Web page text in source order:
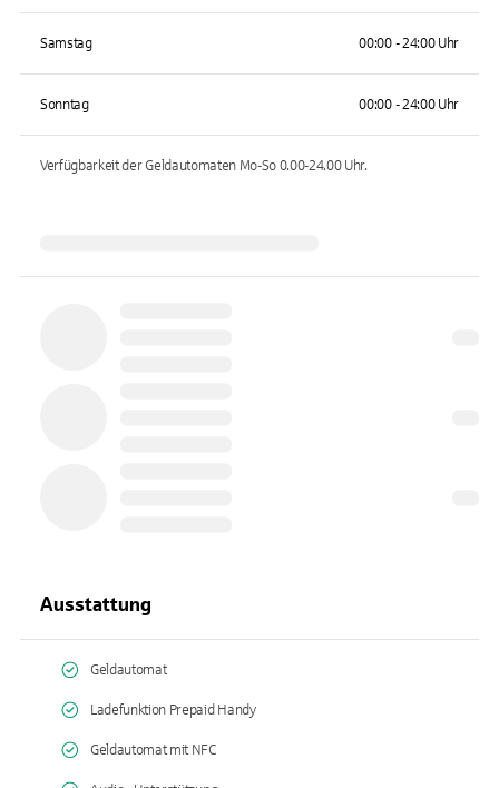
Samstag 00:00 - 24:00 Uhr
Sonntag 00:00 - 24:00 Uhr
Verfügbarkeit der Geldautomaten Mo-So 0.00-24.00Uhr.
Ausstattung
Geldautomat
Ladefunktion Prepaid Handy
Geldautomat mit NFC